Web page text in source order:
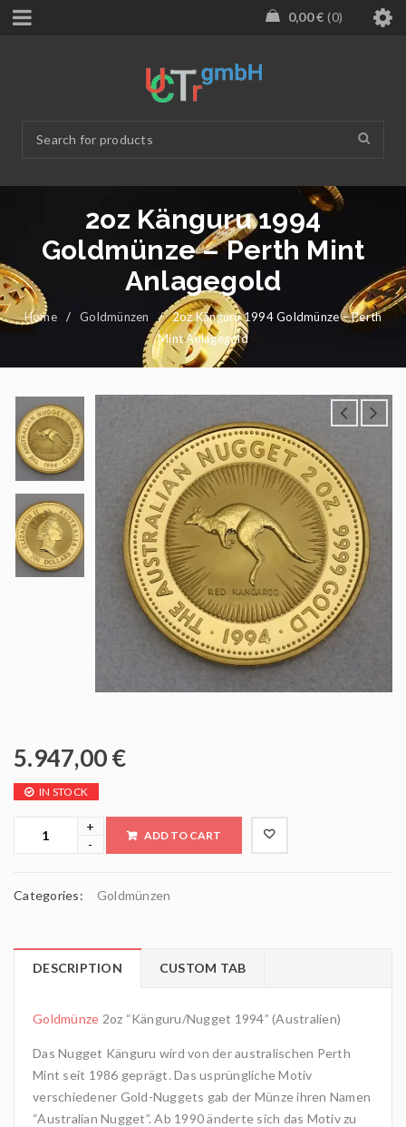
0,00€ 0
2oz Känguru 1994
Goldmünze – Perth Mint
Anlagegold
Home / Goldmünzen /
2oz Känguru 1994 Goldmünze – Perth
Mint Anlagegold
5.947,00€
IN STOCK
ADD TO CART
Categories: Goldmünzen
DESCRIPTION CUSTOM TAB
Goldmünze 2oz “Känguru/Nugget 1994” (Australien)
Das Nugget Känguru wird von der australischen Perth
Mint seit 1986 geprägt. Das usprüngliche Motiv
verschiedener Gold-Nuggets gab der Münze ihren Namen
“Australian Nugget”. Ab 1990 änderte sich das Motiv zu